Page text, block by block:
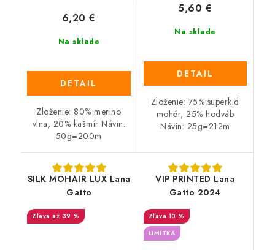
Na sklade
6,20 €
DETAIL
Zloženie: 80% merino
vlna, 20% kašmír Návin:
50g=200m
Na sklade
5,60 €
DETAIL
Zloženie: 75% superkid
mohér, 25% hodváb
Návin: 25g=212m
SILK MOHAIR LUX Lana
Gatto
až 39 %
VIP PRINTED Lana
Gatto 2024
10 %
LIMITKA